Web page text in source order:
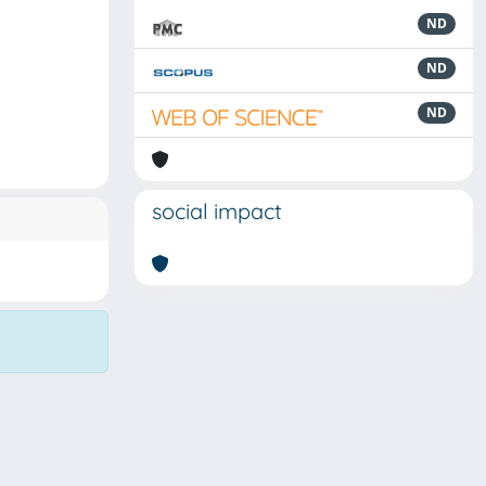
ND
ND
ND
social impact